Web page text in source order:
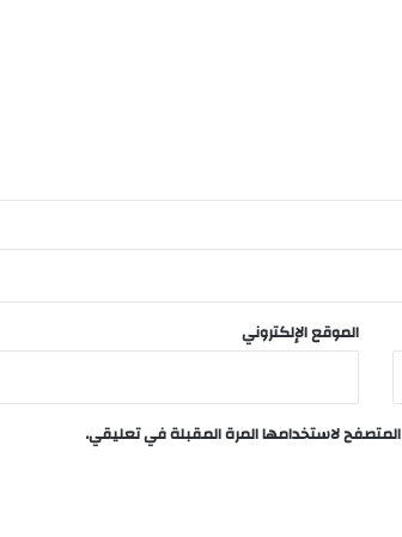
الموقع الإلكتروني
لاستخدامها المرة المقبلة في تعليقي.